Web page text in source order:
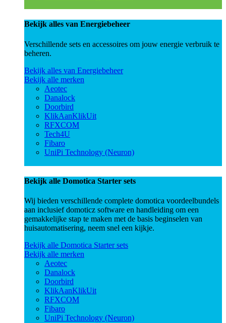
Bekijk alles van Energiebeheer
Verschillende sets en accessoires om jouw energie verbruik te
beheren.
Bekijk alles van Energiebeheer
Bekijk alle merken
Aeotec
Danalock
Doorbird
KlikAanKlikUit
RFXCOM
Tech4U
Fibaro
UniPi Technology (Neuron)
Bekijk alle Domotica Starter sets
Wij bieden verschillende complete domotica voordeelbundels
aan inclusief domoticz software en handleiding om een
gemakkelijke stap te maken met de basis beginselen van
huisautomatisering, neem snel een kijkje.
Bekijk alle Domotica Starter sets
Bekijk alle merken
Aeotec
Danalock
Doorbird
KlikAanKlikUit
RFXCOM
Fibaro
UniPi Technology (Neuron)